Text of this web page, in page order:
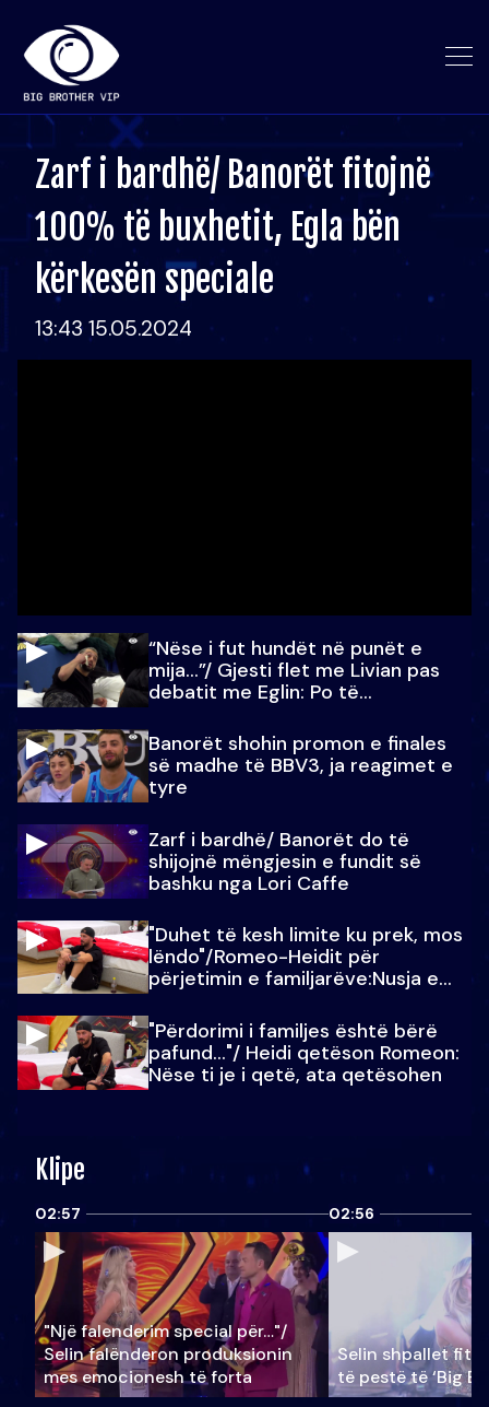
Zarf i bardhë/ Banorët fitojnë
100% të buxhetit, Egla bën
kërkesën speciale
13:43 15.05.2024
“Nëse i fut hundët në punët e
mija…”/ Gjesti flet me Livian pas
debatit me Eglin: Po të
Banorët shohin promon e finales
së madhe të BBV3, ja reagimet e
tyre
Zarf i bardhë/ Banorët do të
shijojnë mëngjesin e fundit së
bashku nga Lori Caffe
"Duhet të kesh limite ku prek, mos
lëndo"/Romeo-Heidit për
përjetimin e familjarëve:Nusja e
"Përdorimi i familjes është bërë
pafund…"/ Heidi qetëson Romeon:
Nëse ti je i qetë, ata qetësohen
Klipe
02:57
"Një falenderim special për…"/
Selin falënderon produksionin
mes emocionesh të forta
02:56
Selin shpallet
të pestë të ‘Big